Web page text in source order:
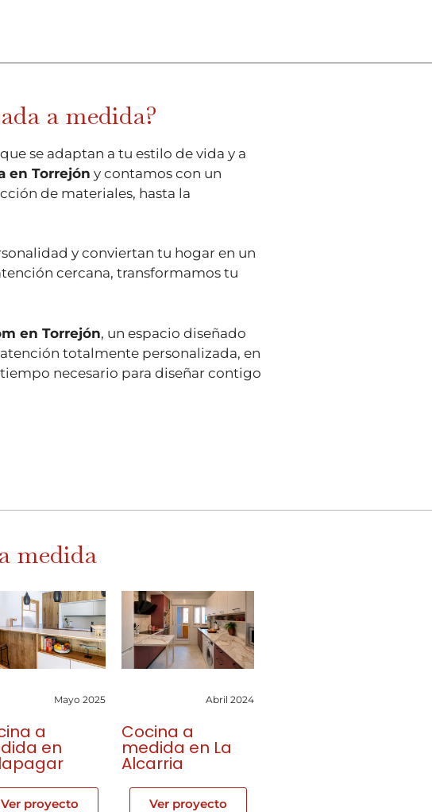
a medida?
se adaptan a tu estilo de vida y a
en Torrejón y contamos con un
de materiales, hasta la
y conviertan tu hogar en un
cercana, transformamos tu
en Torrejón, un espacio diseñado
totalmente personalizada, en
necesario para diseñar contigo
medida
Mayo 2025
a
en
Ver proyecto
Abril 2024
Cocina a
medida en La
Alcarria
Ver proyecto